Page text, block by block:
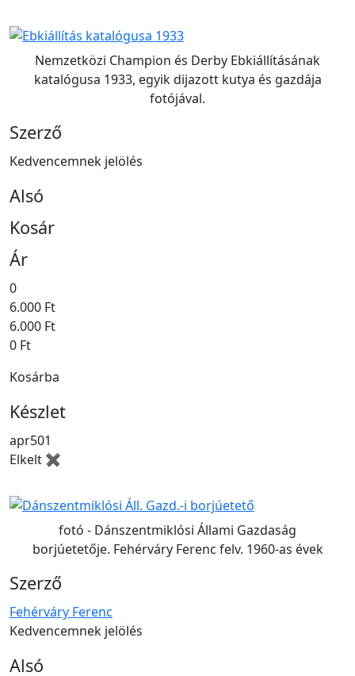
Nemzetközi Champion és Derby Ebkiállításának
katalógusa 1933, egyik dijazott kutya és gazdája
fotójával.
Szerző
Kedvencemnek jelölés
Alsó
Kosár
Ár
0
6.000 Ft
6.000 Ft
0 Ft
Kosárba
Készlet
apr501
Elkelt ✖
fotó - Dánszentmiklósi Állami Gazdaság
borjúetetője. Fehérváry Ferenc felv. 1960-as évek
Szerző
Fehérváry Ferenc
Kedvencemnek jelölés
Alsó